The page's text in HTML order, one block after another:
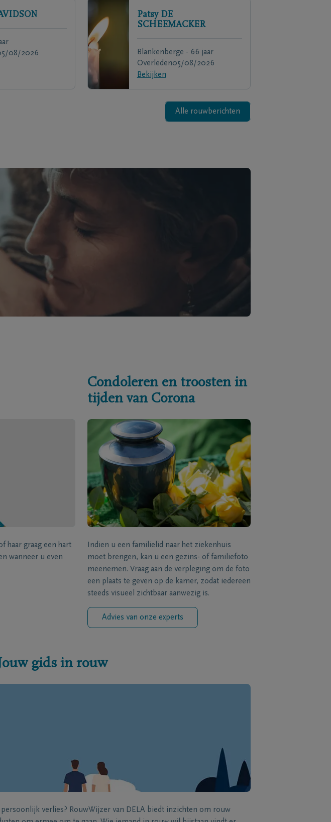
08/2026
Patsy DE
SCHEEMACKER
Blankenberge - 66 jaar
Overleden05/08/2026
Bekijken
Alle rouwberichten
haar graag een hart
wanneer u even
Condoleren en troosten in
tijden van Corona
Indien u een familielid naar het ziekenhuis
moet brengen, kan u een gezins- of familiefoto
meenemen. Vraag aan de verpleging om de foto
een plaats te geven op de kamer, zodat iedereen
steeds visueel zichtbaar aanwezig is.
Advies van onze experts
gids in rouw
verlies? RouwWijzer van DELA biedt inzichten om rouw